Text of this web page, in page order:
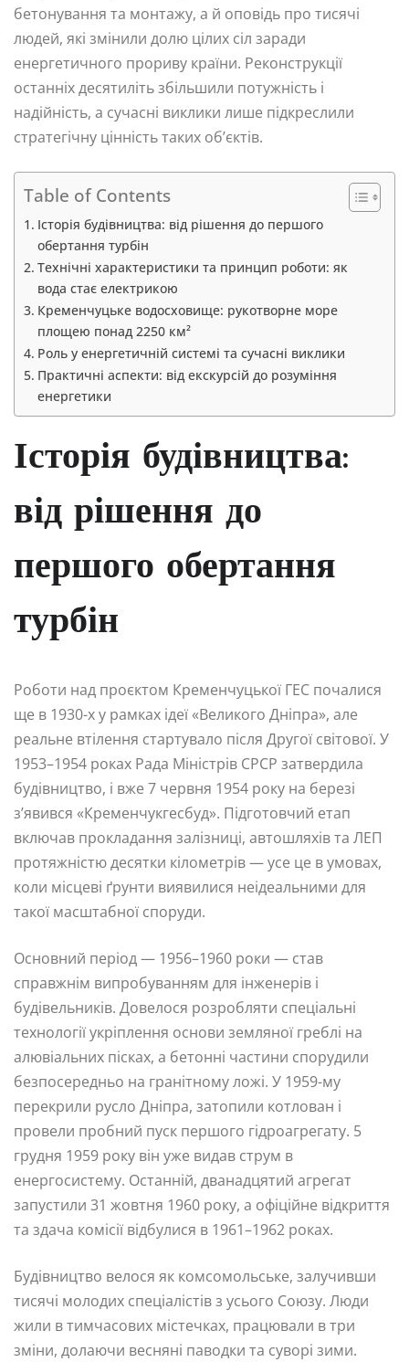
бетонування та монтажу, а й оповідь про тисячі
людей, які змінили долю цілих сіл заради
енергетичного прориву країни. Реконструкції
останніх десятиліть збільшили потужність і
надійність, а сучасні виклики лише підкреслили
стратегічну цінність таких об’єктів.
Table of Contents
Історія будівництва: від рішення до першого
обертання турбін
Технічні характеристики та принцип роботи: як
вода стає електрикою
Кременчуцьке водосховище: рукотворне море
площею понад 2250 км²
Роль у енергетичній системі та сучасні виклики
Практичні аспекти: від екскурсій до розуміння
енергетики
Історія будівництва:
від рішення до
першого обертання
турбін
Роботи над проєктом Кременчуцької ГЕС почалися
ще в 1930-х у рамках ідеї «Великого Дніпра», але
реальне втілення стартувало після Другої світової. У
1953–1954 роках Рада Міністрів СРСР затвердила
будівництво, і вже 7 червня 1954 року на березі
з’явився «Кременчукгесбуд». Підготовчий етап
включав прокладання залізниці, автошляхів та ЛЕП
протяжністю десятки кілометрів — усе це в умовах,
коли місцеві ґрунти виявилися неідеальними для
такої масштабної споруди.
Основний період — 1956–1960 роки — став
справжнім випробуванням для інженерів і
будівельників. Довелося розробляти спеціальні
технології укріплення основи земляної греблі на
алювіальних пісках, а бетонні частини спорудили
безпосередньо на гранітному ложі. У 1959-му
перекрили русло Дніпра, затопили котлован і
провели пробний пуск першого гідроагрегату. 5
грудня 1959 року він уже видав струм в
енергосистему. Останній, дванадцятий агрегат
запустили 31 жовтня 1960 року, а офіційне відкриття
та здача комісії відбулися в 1961–1962 роках.
Будівництво велося як комсомольське, залучивши
тисячі молодих спеціалістів з усього Союзу. Люди
жили в тимчасових містечках, працювали в три
зміни, долаючи весняні паводки та суворі зими.